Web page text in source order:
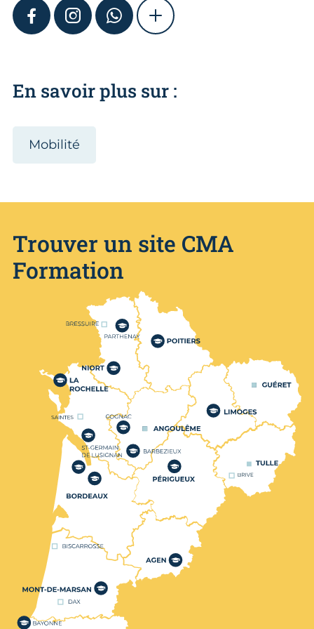
FACEBOOKINSTAGRAMWHATSAPPSHOW MORE
En savoir plus sur :
Mobilité
Trouver un site CMA
Formation
Nos centres de formation